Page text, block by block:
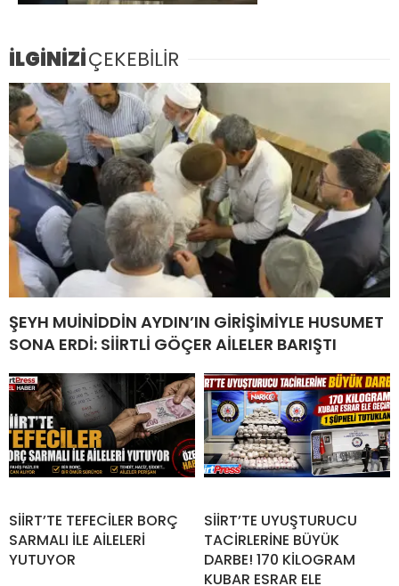
İLGİNİZİÇEKEBİLİR
ŞEYH MUİNİDDİN AYDIN’IN GİRİŞİMİYLE HUSUMET
SONA ERDİ: SİİRTLİ GÖÇER AİLELER BARIŞTI
SİİRT’TE TEFECİLER BORÇ
SARMALI İLE AİLELERİ
YUTUYOR
SİİRT’TE UYUŞTURUCU
TACİRLERİNE BÜYÜK
DARBE! 170 KİLOGRAM
KUBAR ESRAR ELE